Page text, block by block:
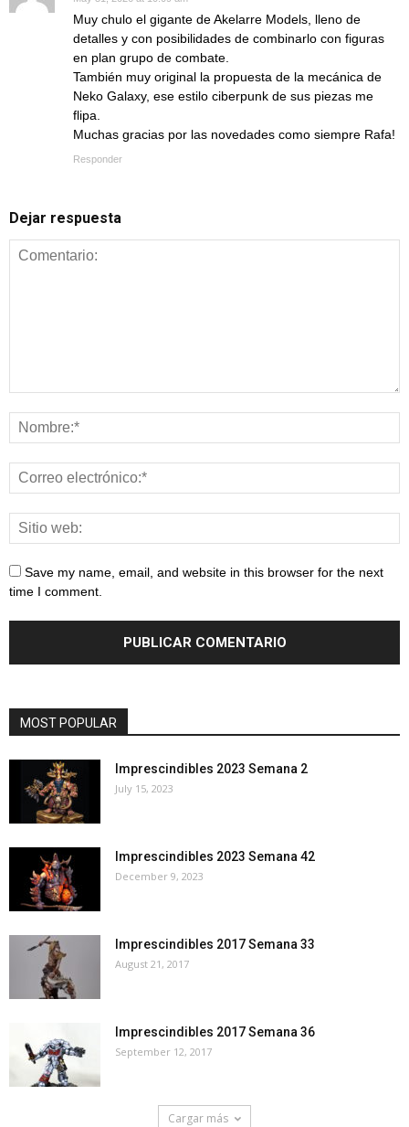
Muy chulo el gigante de Akelarre Models, lleno de
detalles y con posibilidades de combinarlo con figuras
en plan grupo de combate.
También muy original la propuesta de la mecánica de
Neko Galaxy, ese estilo ciberpunk de sus piezas me
flipa.
Muchas gracias por las novedades como siempre Rafa!
Responder
Dejar respuesta
Save my name, email, and website in this browser for the next
time I comment.
MOST POPULAR
Imprescindibles 2023 Semana 2
July 15, 2023
Imprescindibles 2023 Semana 42
December 9, 2023
Imprescindibles 2017 Semana 33
August 21, 2017
Imprescindibles 2017 Semana 36
September 12, 2017
Cargar más